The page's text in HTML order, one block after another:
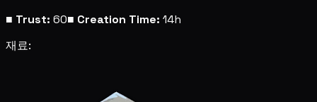
■ Trust: 60■ Creation Time: 14h
재료: